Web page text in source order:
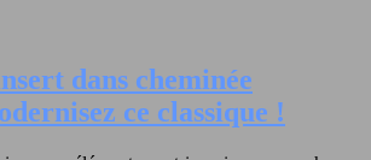
dans cheminée
ce classique !